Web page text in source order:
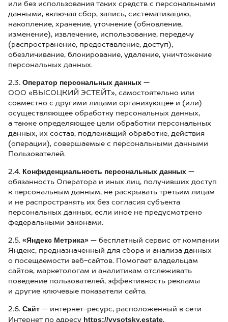
или без использования таких средств с персональными
данными, включая сбор, запись, систематизацию,
накопление, хранение, уточнение (обновление,
изменение), извлечение, использование, передачу
(распространение, предоставление, доступ),
обезличивание, блокирование, удаление, уничтожение
персональных данных.
2.3. Оператор персональных данных —
ООО «ВЫСОЦКИЙ ЭСТЕЙТ», самостоятельно или
совместно с другими лицами организующее и (или)
осуществляющее обработку персональных данных,
а также определяющее цели обработки персональных
данных, их состав, подлежащий обработке, действия
(операции), совершаемые с персональными данными
Пользователей.
2.4. Конфиденциальность персональных данных —
обязанность Оператора и иных лиц, получивших доступ
к персональным данным, не раскрывать третьим лицам
и не распространять их без согласия субъекта
персональных данных, если иное не предусмотрено
федеральными законами.
2.5. «Яндекс Метрика» — бесплатный сервис от компании
Яндекс, предназначенный для сбора и анализа данных
о посещаемости веб-сайтов. Помогает владельцам
сайтов, маркетологам и аналитикам отслеживать
поведение пользователей, эффективность рекламы
и другие ключевые показатели сайта.
2.6. Сайт — интернет-ресурс, расположенный в сети
Интернет по адресу https://vysotsky.estate,